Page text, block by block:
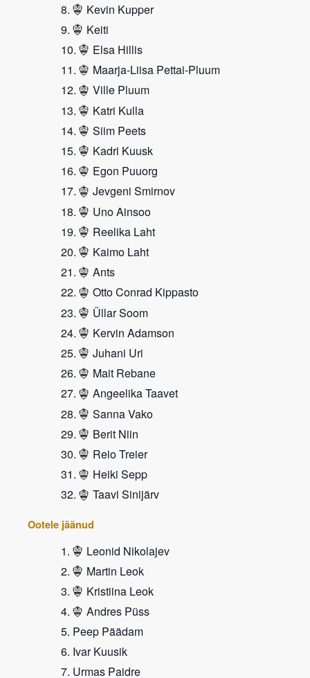
Kevin Kupper
Keiti
Elsa Hillis
Maarja-Liisa Pettai-Pluum
Ville Pluum
Katri Kulla
Siim Peets
Kadri Kuusk
Egon Puuorg
Jevgeni Smirnov
Uno Ainsoo
Reelika Laht
Kaimo Laht
Ants
Otto Conrad Kippasto
Üllar Soom
Kervin Adamson
Juhani Uri
Mait Rebane
Angeelika Taavet
Sanna Vako
Berit Niin
Reio Treier
Heiki Sepp
Taavi Sinijärv
Ootele jäänud
Leonid Nikolajev
Martin Leok
Kristiina Leok
Andres Püss
Peep Päädam
Ivar Kuusik
Urmas Paidre